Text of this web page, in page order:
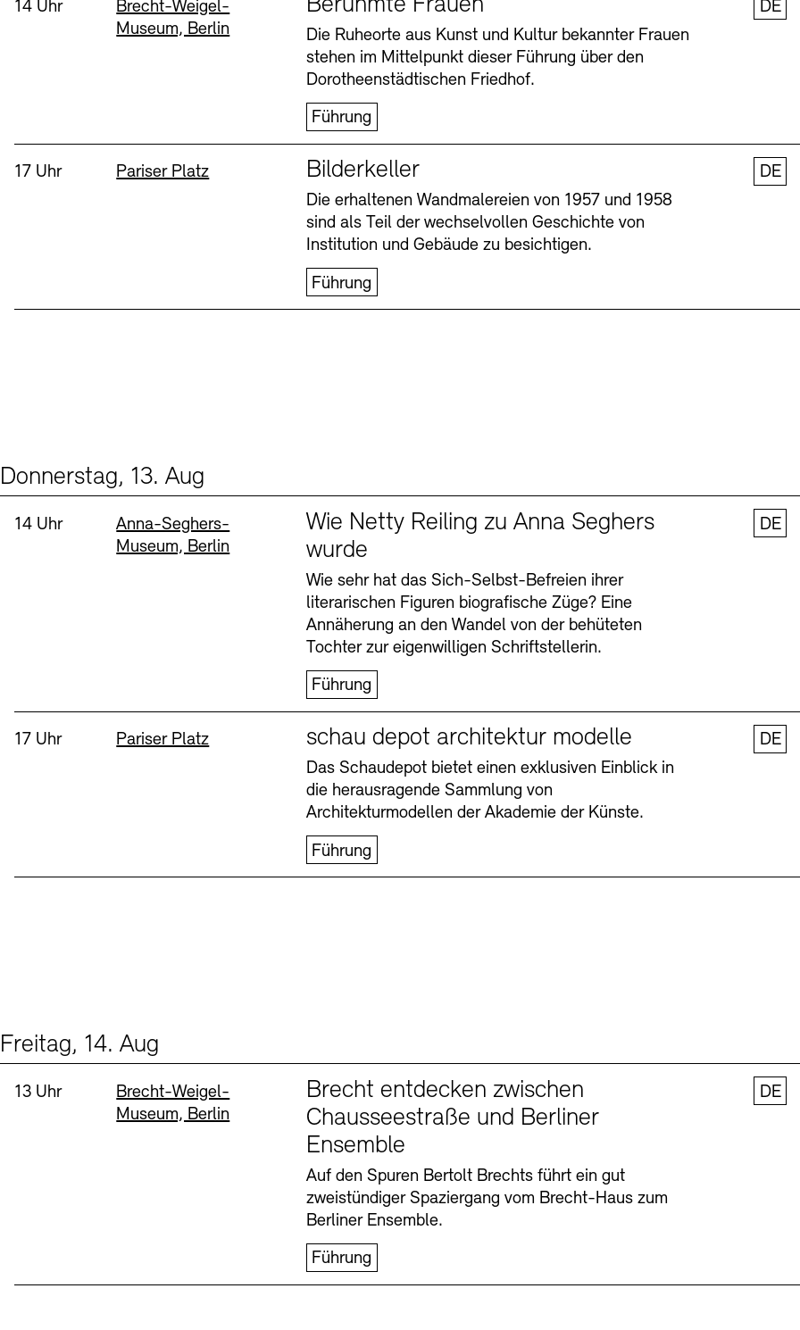
Buchläden
Öffnungszeiten Barrierefreiheit Newsletter
Vermittlungsprogramm
Öffnungszeiten Barrierefreiheit Newsletter
Uhrzeit:
14 Uhr Standort
Brecht-Weigel-
Museum, Berlin
Die Ruheorte aus Kunst und Kultur bekannter Frauen
stehen im Mittelpunkt dieser Führung über den
Dorotheenstädtischen Friedhof.
Führung
DE
Uhrzeit:
17 Uhr Standort
Pariser Platz Bilderkeller
Die erhaltenen Wandmalereien von 1957 und 1958
sind als Teil der wechselvollen Geschichte von
Institution und Gebäude zu besichtigen.
Führung
DE
Donnerstag, 13. Aug
Uhrzeit:
14 Uhr Standort
Anna-Seghers-
Museum, Berlin
Wie Netty Reiling zu Anna Seghers
wurde
Wie sehr hat das Sich-Selbst-Befreien ihrer
literarischen Figuren biografische Züge? Eine
Annäherung an den Wandel von der behüteten
Tochter zur eigenwilligen Schriftstellerin.
Führung
DE
Uhrzeit:
17 Uhr Standort
Pariser Platz schau depot architektur modelle
Das Schaudepot bietet einen exklusiven Einblick in
die herausragende Sammlung von
Architekturmodellen der Akademie der Künste.
Führung
DE
Freitag, 14. Aug
Uhrzeit:
13 Uhr Standort
Brecht-Weigel-
Museum, Berlin
Brecht entdecken zwischen
Chausseestraße und Berliner
Ensemble
Auf den Spuren Bertolt Brechts führt ein gut
zweistündiger Spaziergang vom Brecht-Haus zum
Berliner Ensemble.
Führung
DE